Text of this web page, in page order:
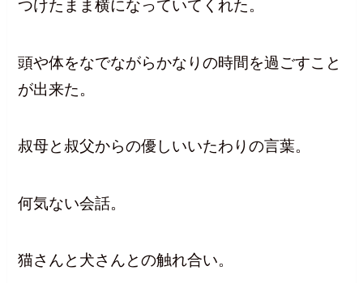
つけたまま横になっていてくれた。
頭や体をなでながらかなりの時間を過ごすこと
が出来た。
叔母と叔父からの優しいいたわりの言葉。
何気ない会話。
猫さんと犬さんとの触れ合い。